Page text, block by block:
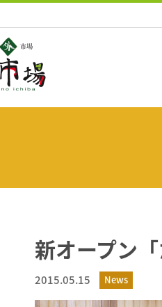
新オープン「
2015.05.15 News